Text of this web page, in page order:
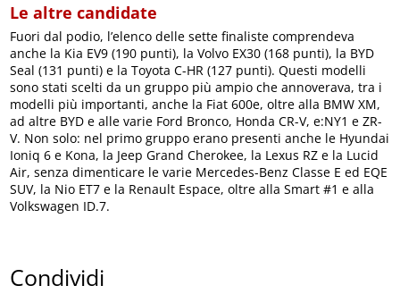
Le altre candidate
Fuori dal podio, l’elenco delle sette finaliste comprendeva
anche la Kia EV9 (190 punti), la Volvo EX30 (168 punti), la BYD
Seal (131 punti) e la Toyota C-HR (127 punti). Questi modelli
sono stati scelti da un gruppo più ampio che annoverava, tra i
modelli più importanti, anche la Fiat 600e, oltre alla BMW XM,
ad altre BYD e alle varie Ford Bronco, Honda CR-V, e:NY1 e ZR-
V. Non solo: nel primo gruppo erano presenti anche le Hyundai
Ioniq 6 e Kona, la Jeep Grand Cherokee, la Lexus RZ e la Lucid
Air, senza dimenticare le varie Mercedes-Benz Classe E ed EQE
SUV, la Nio ET7 e la Renault Espace, oltre alla Smart #1 e alla
Volkswagen ID.7.
Condividi